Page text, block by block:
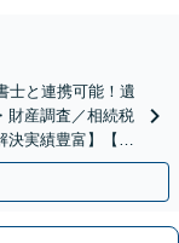
士と連携可能！遺
財産調査／相続税
実績豊富】【電